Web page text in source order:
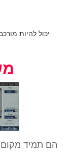
יכול להיות